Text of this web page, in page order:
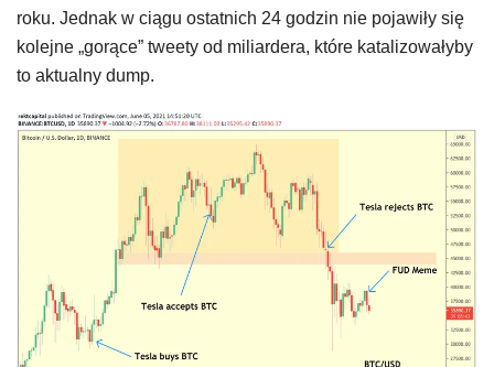
roku. Jednak w ciągu ostatnich 24 godzin nie pojawiły się
kolejne „gorące” tweety od miliardera, które katalizowałyby
to aktualny dump.